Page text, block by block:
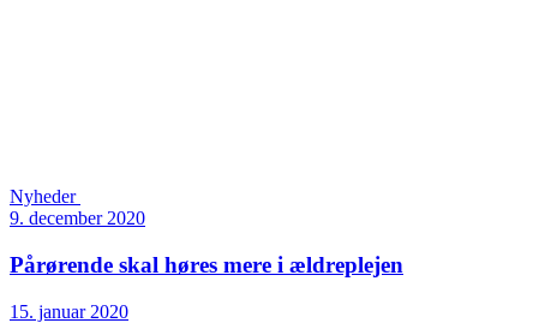
Nyheder
9. december 2020
Pårørende skal høres mere i ældreplejen
15. januar 2020